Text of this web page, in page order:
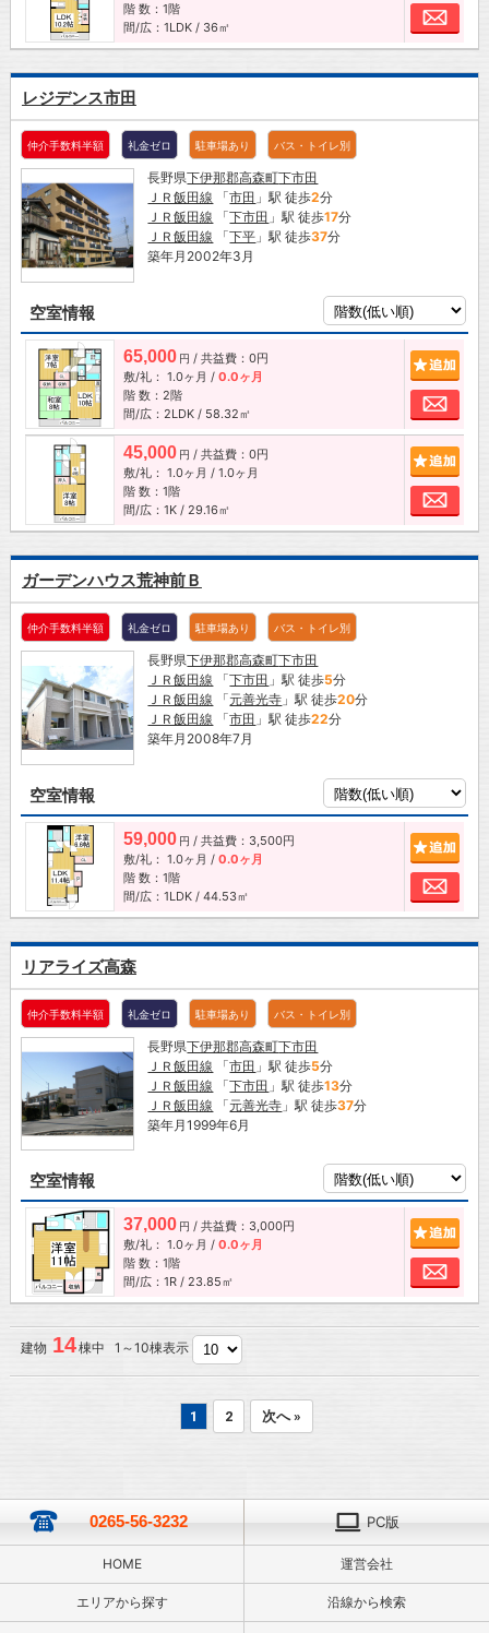
階 数：1階
間/広：1LDK / 36㎡
お
レジデンス市田
仲介手数料半額 礼金ゼロ 駐車場あり バス・トイレ別
長野県下伊那郡高森町下市田
ＪＲ飯田線 「市田 」駅 徒歩2分
ＪＲ飯田線 「下市田 」駅 徒歩17分
ＪＲ飯田線 「下平 」駅 徒歩37分
築年月2002年3月
空室情報
65,000 円 / 共益費：0円
敷/礼： 1.0ヶ月 / 0.0ヶ月
階 数：2階
間/広：2LDK / 58.32㎡
お
45,000 円 / 共益費：0円
敷/礼： 1.0ヶ月 / 1.0ヶ月
階 数：1階
間/広：1K / 29.16㎡
お
ガーデンハウス荒神前Ｂ
仲介手数料半額 礼金ゼロ 駐車場あり バス・トイレ別
長野県下伊那郡高森町下市田
ＪＲ飯田線 「下市田 」駅 徒歩5分
ＪＲ飯田線 「元善光寺 」駅 徒歩20分
ＪＲ飯田線 「市田 」駅 徒歩22分
築年月2008年7月
空室情報
59,000 円 / 共益費：3,500円
敷/礼： 1.0ヶ月 / 0.0ヶ月
階 数：1階
間/広：1LDK / 44.53㎡
お
リアライズ高森
仲介手数料半額 礼金ゼロ 駐車場あり バス・トイレ別
長野県下伊那郡高森町下市田
ＪＲ飯田線 「市田 」駅 徒歩5分
ＪＲ飯田線 「下市田 」駅 徒歩13分
ＪＲ飯田線 「元善光寺 」駅 徒歩37分
築年月1999年6月
空室情報
37,000 円 / 共益費：3,000円
敷/礼： 1.0ヶ月 / 0.0ヶ月
階 数：1階
間/広：1R / 23.85㎡
お
建物 14棟中 1～10棟表示
1 2 次へ »
0265-56-3232 PC版
HOME 運営会社
エリアから探す 沿線から検索